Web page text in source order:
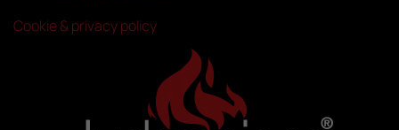
Cookie & privacy policy